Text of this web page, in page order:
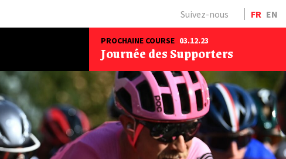
Suivez-nous FR EN
PROCHAINE COURSE 03.12.23
Journée des Supporters